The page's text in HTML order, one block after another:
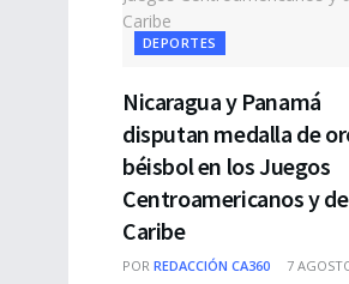
DEPORTES
Nicaragua y Panamá
disputan medalla de
béisbol en los Juegos
Centroamericanos y
Caribe
POR REDACCIÓN CA360 7